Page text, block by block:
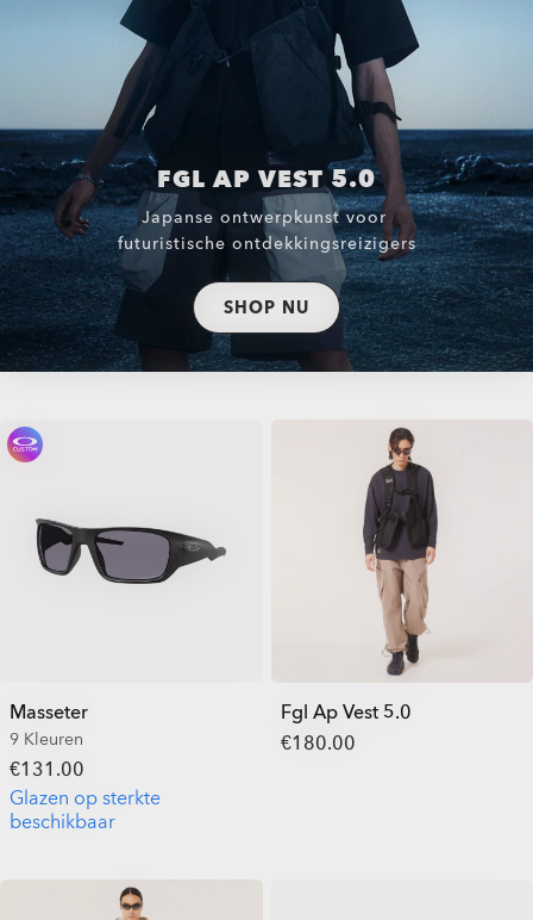
Masseter
9 Kleuren
€131.00
Glazen op sterkte
beschikbaar
Fgl Ap Vest 5.0
€180.00
FGL AP VEST 5.0
Japanse ontwerpkunst voor
futuristische ontdekkingsreizigers
SHOP NU